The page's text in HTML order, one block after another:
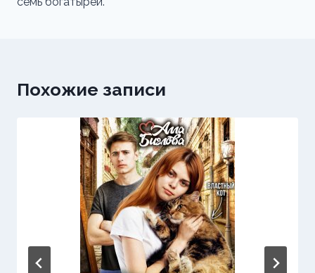
записям
Похожие записи